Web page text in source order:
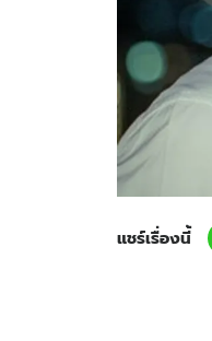
แชร์เรื่องนี้